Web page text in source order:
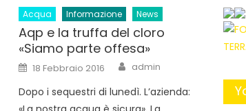
Acqua Informazione News
Aqp e la truffa del cloro
«Siamo parte offesa»
Posted
on
18 Febbraio 2016 Author
admin
Dopo i sequestri di lunedì. L’azienda: